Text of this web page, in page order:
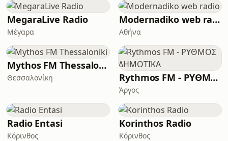
MegaraLive Radio
Μέγαρα
Modernadiko web radio
Αθήνα
Mythos FM Thessaloniki
Θεσσαλονίκη Rythmos FM - ΡΥΘΜΟΣ ΔΗΜΟΤΙΚΑ
Άργος
Radio Entasi
Κόρινθος
Korinthos Radio
Κόρινθος